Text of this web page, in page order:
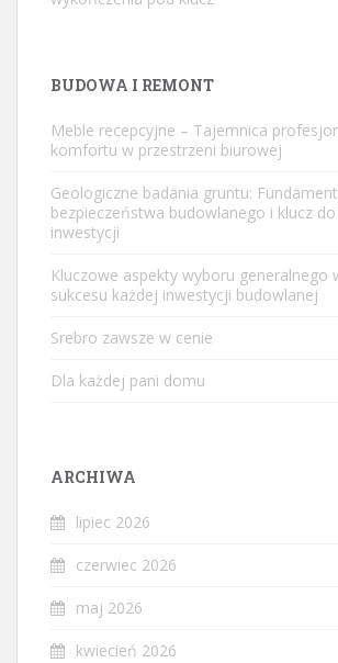
BUDOWA I REMONT
Meble recepcyjne – Tajemnica
komfortu w przestrzeni biurowej
Geologiczne badania gruntu:
bezpieczeństwa budowlanego i klucz
inwestycji
Kluczowe aspekty wyboru generalnego
sukcesu każdej inwestycji budowlanej
Srebro zawsze w cenie
Dla każdej pani domu
ARCHIWA
lipiec 2026
czerwiec 2026
maj 2026
kwiecień 2026